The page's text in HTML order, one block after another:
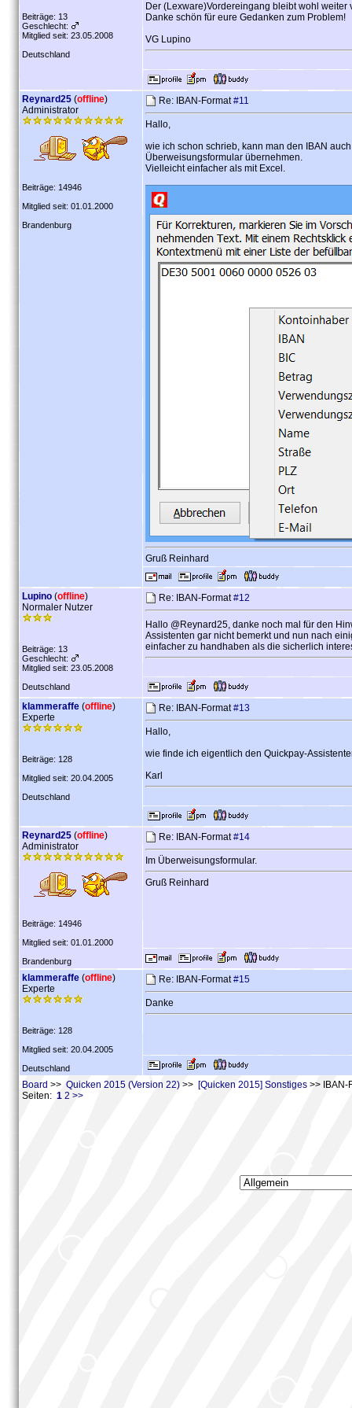
Beiträge: 13
Geschlecht:
Mitglied seit: 23.05.2008
Deutschland
Der (Lexware)Vordereingang bleibt wohl weiter
Danke schön für eure Gedanken zum Problem!
VG Lupino
Reynard25 (offline)
Administrator
Beiträge: 14946
Mitglied seit: 01.01.2000
Brandenburg
Re: IBAN-Format#11
Hallo,
wie ich schon schrieb, kann man den IBAN
Überweisungsformular übernehmen.
Vielleicht einfacher als mit Excel.
Gruß Reinhard
Lupino (offline)
Normaler Nutzer
Beiträge: 13
Geschlecht:
Mitglied seit: 23.05.2008
Deutschland
Re: IBAN-Format#12
Hallo @Reynard25, danke noch mal für den
Assistenten gar nicht bemerkt und nun nach
einfacher zu handhaben als die sicherlich
klammeraffe (offline)
Experte
Beiträge: 128
Mitglied seit: 20.04.2005
Deutschland
Re: IBAN-Format#13
Hallo,
wie finde ich eigentlich den Quickpay-
Karl
Reynard25 (offline)
Administrator
Beiträge: 14946
Mitglied seit: 01.01.2000
Brandenburg
Re: IBAN-Format#14
Im Überweisungsformular.
Gruß Reinhard
klammeraffe (offline)
Experte
Beiträge: 128
Mitglied seit: 20.04.2005
Deutschland
Re: IBAN-Format#15
Danke
Board >> Quicken 2015 (Version 22) >> [Quicken 2015] Sonstiges >> IBAN-
Seiten: 1 2 >>